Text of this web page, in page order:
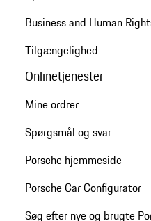
Business and Human
Tilgængelighed
Onlinetjenester
Mine ordrer
Spørgsmål og svar
Porsche hjemmeside
Porsche Car Configurator
Søg efter nye og brugte